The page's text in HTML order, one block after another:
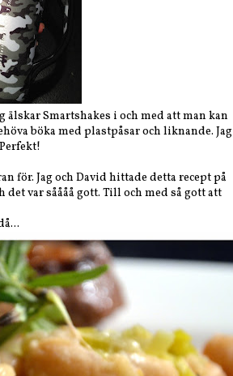
älskar Smartshakes i och med att man kan
böka med plastpåsar och liknande. Jag
för. Jag och David hittade detta recept på
det var såååå gott. Till och med så gott att